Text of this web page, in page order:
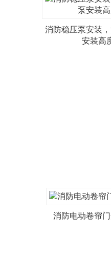
消防稳压泵安装
安装高
消防电动卷帘